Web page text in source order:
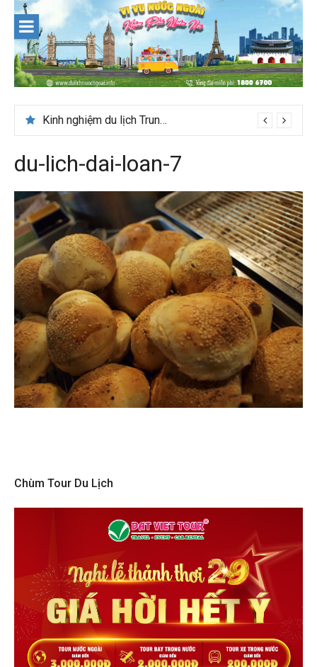
content
Kinh nghiệm du lịch Trung Á lần đầu cho khách Việt
Du lịch Maldives – Lần đầu nên đi đâu, chơi gì?
du-lich-dai-loan-7
Chùm Tour Du Lịch